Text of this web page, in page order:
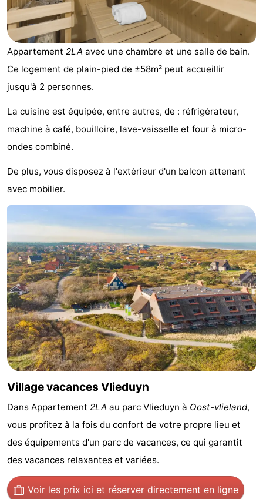
Vlieduyn
Campings
Hôtels
Last
minutes
Plages
Voir
et
faire
Lieux
d'intérêt
-
Musées
-
Monuments
-
Points
de
vue
Attractions
-
Croisières
-
Terrains
de
jeux
Nature
Visites
guidées
Sports
-
du
vélo
Randonnée
-
Équitation
-
Appartement 2LA avec une chambre et une salle de bain.
Ce logement de plain-pied de ±58m² peut accueillir
jusqu'à 2 personnes.
La cuisine est équipée, entre autres, de : réfrigérateur,
machine à café, bouilloire, lave-vaisselle et four à micro-
ondes combiné.
De plus, vous disposez à l'extérieur d'un balcon attenant
avec mobilier.
Village vacances Vlieduyn
Dans Appartement 2LA au parc Vlieduyn à Oost-vlieland,
vous profitez à la fois du confort de votre propre lieu et
des équipements d'un parc de vacances, ce qui garantit
des vacances relaxantes et variées.
Voir les prix ici et réserver directement en ligne